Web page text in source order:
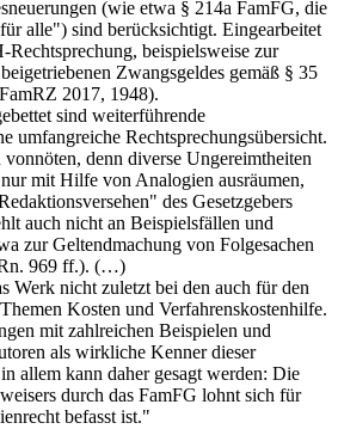
(wie etwa § 214a FamFG, die
alle") sind berücksichtigt. Eingearbeitet
beispielsweise zur
Zwangsgeldes gemäß § 35
2017, 1948).
sind weiterführende
umfangreiche Rechtsprechungsübersicht.
denn diverse Ungereimtheiten
mit Hilfe von Analogien ausräumen,
des Gesetzgebers
auch nicht an Beispielsfällen und
zur Geltendmachung von Folgesachen
969 ff.). (…)
Werk nicht zuletzt bei den auch für den
Kosten und Verfahrenskostenhilfe.
mit zahlreichen Beispielen und
als wirkliche Kenner dieser
allem kann daher gesagt werden: Die
durch das FamFG lohnt sich für
befasst ist."